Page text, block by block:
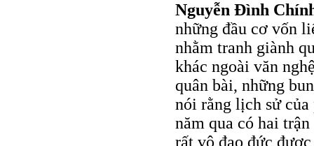
Nguyễn Đình
những đầu cơ vốn
nhằm tranh giành
khác ngoài văn
quân bài, những
nói rằng lịch sử
năm qua có hai
rất vô đạo đức